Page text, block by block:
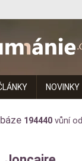
NOVINKY
194440 vůní od